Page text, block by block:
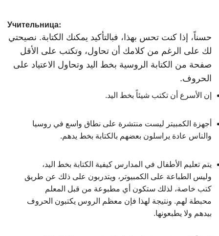
Учительница:
حسناً، إذا كنت تحس بهذا، فبالتأكيد يمكنك الكتابة. نصيحتي
لك على الرغم من كلامك أن تحاول، وتكتب على الأقل
صفحة من الكتابة الروسية بخط اليد وتحاول الاعتياد على
الحروف.
إن الأسرع أن تكتب شيئاً بخط اليد.
أجهزة الكمبيتر ليست منتشرة على نطاق واسع في روسيا
والناس عادة يراسلون بعضهم بالكتابة بخط يدهم.
يتم تعليم الأطفال في المدارس كيفية الكتابة بخط اليد،
وليس الطباعة على الكمبيوتر، ويتدربون على ذلك عن طريق
كتب خاصة، لذلك ستكون أي مطبوعة من قبل المعلم
محبطة لهم. ونتيجة لهذا فإن معظم الروس يكتبون الحروف
بيدهم ولا يطبعونها.